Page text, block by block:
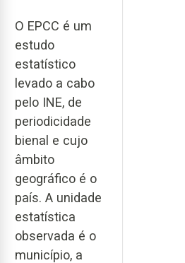
O EPCC é um
estudo
estatístico
levado a cabo
pelo INE, de
periodicidade
bienal e cujo
âmbito
geográfico é o
país. A unidade
estatística
observada é o
município, a